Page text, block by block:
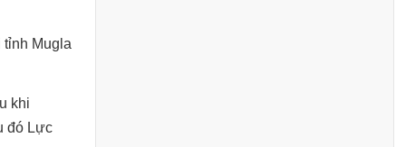
tỉnh Mugla
khi
đó Lực